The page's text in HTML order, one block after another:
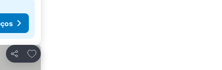
Partilhar
Adicionar aos favoritos